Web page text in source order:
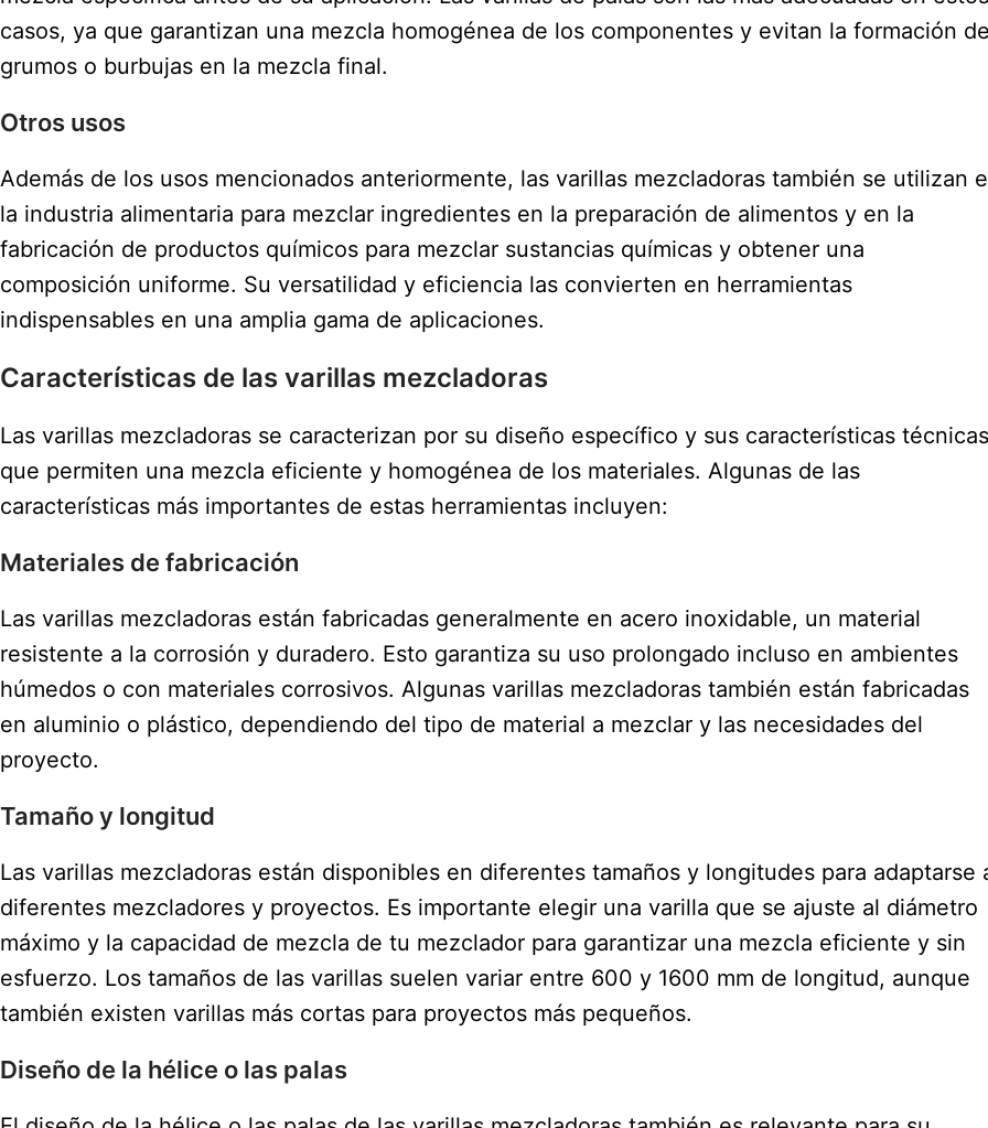
casos, ya que garantizan una mezcla homogénea de los componentes y evitan la formación
grumos o burbujas en la mezcla final.
Otros usos
Además de los usos mencionados anteriormente, las varillas mezcladoras también se utilizan
la industria alimentaria para mezclar ingredientes en la preparación de alimentos y en la
fabricación de productos químicos para mezclar sustancias químicas y obtener una
composición uniforme. Su versatilidad y eficiencia las convierten en herramientas
indispensables en una amplia gama de aplicaciones.
Características de las varillas mezcladoras
Las varillas mezcladoras se caracterizan por su diseño específico y sus características técnicas
que permiten una mezcla eficiente y homogénea de los materiales. Algunas de las
características más importantes de estas herramientas incluyen:
Materiales de fabricación
Las varillas mezcladoras están fabricadas generalmente en acero inoxidable, un material
resistente a la corrosión y duradero. Esto garantiza su uso prolongado incluso en ambientes
húmedos o con materiales corrosivos. Algunas varillas mezcladoras también están fabricadas
en aluminio o plástico, dependiendo del tipo de material a mezclar y las necesidades del
proyecto.
Tamaño y longitud
Las varillas mezcladoras están disponibles en diferentes tamaños y longitudes para adaptarse
diferentes mezcladores y proyectos. Es importante elegir una varilla que se ajuste al diámetro
máximo y la capacidad de mezcla de tu mezclador para garantizar una mezcla eficiente y sin
esfuerzo. Los tamaños de las varillas suelen variar entre 600 y 1600 mm de longitud, aunque
también existen varillas más cortas para proyectos más pequeños.
Diseño de la hélice o las palas